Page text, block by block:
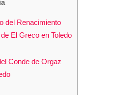
del Renacimiento
El Greco en Toledo
Conde de Orgaz